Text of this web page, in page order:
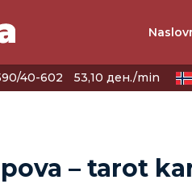
40-602 53,10 ден./min
– tarot